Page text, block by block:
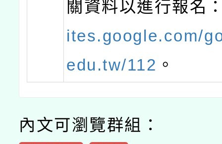
關資料以進行報名
ites.google.com/
edu.tw/112 。
內文可瀏覽群組：